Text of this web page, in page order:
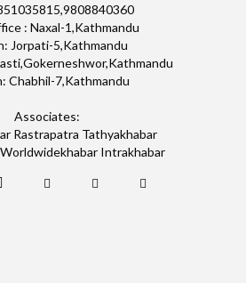
: Naxal-1,Kathmandu
Jorpati-5,Kathmandu
Chabhil-7,Kathmandu
Associates:
Rastrapatra Tathyakhabar
Intrakhabar